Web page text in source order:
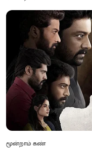
மூன்றாம் கண்